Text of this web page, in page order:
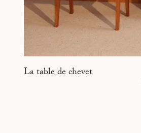
La table de chevet